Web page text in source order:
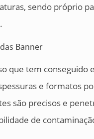
sendo próprio
que tem
e formatos
são precisos e
de